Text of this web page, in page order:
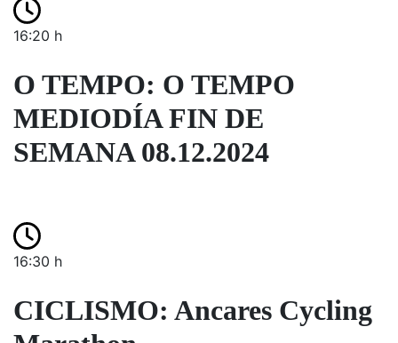
16:20 h
O TEMPO: O TEMPO
MEDIODÍA FIN DE
SEMANA 08.12.2024
16:30 h
CICLISMO: Ancares Cycling